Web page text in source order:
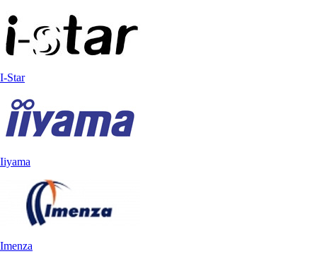
I-Star
Iiyama
Imenza